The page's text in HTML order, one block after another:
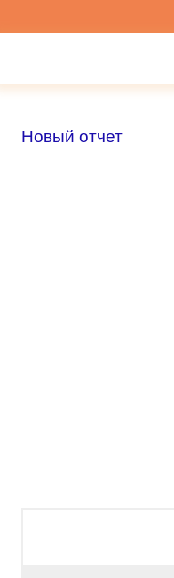
Новый отчет